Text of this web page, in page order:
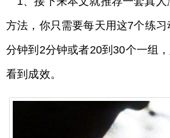
方法，你只需要每天用这7个练
分钟到2分钟或者20到30个一组
看到成效。